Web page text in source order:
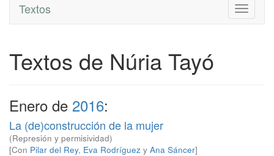
Toggle
Textos
Textos de Núria Tayó
Enero de 2016:
La (de)construcción de la mujer
(Represión y permisividad)
[Con Pilar del Rey, Eva Rodríguez y Ana Sáncer]